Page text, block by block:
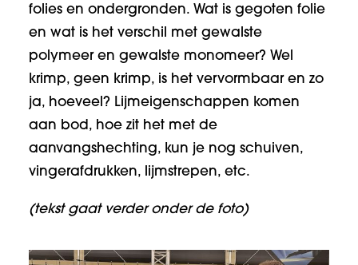
folies en ondergronden. Wat is gegoten folie
en wat is het verschil met gewalste
polymeer en gewalste monomeer? Wel
krimp, geen krimp, is het vervormbaar en zo
ja, hoeveel? Lijmeigenschappen komen
aan bod, hoe zit het met de
aanvangshechting, kun je nog schuiven,
vingerafdrukken, lijmstrepen, etc.
(tekst gaat verder onder de foto)